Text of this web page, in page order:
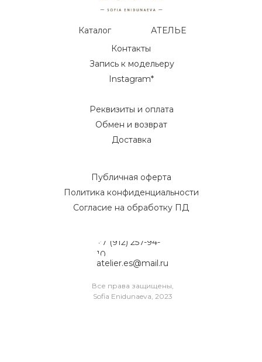
Обмен и возврат
Реквизиты и оплата
Доставка
Согласие на обработку ПД
АТЕЛЬЕ
Контакты
Публичная оферта
Запись к модельеру
Политика конфиденциальности
+7 (912) 257-94-
10
Каталог
atelier.es@mail.ru
Instagram*
Все права защищены,
Sofia Enidunaeva, 2023